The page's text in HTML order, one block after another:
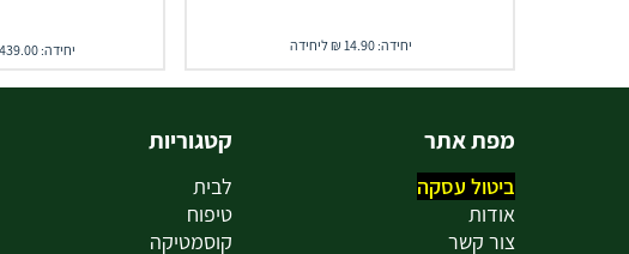
יחידה: 14.90 ₪ ליחידה יחידה: 439.00 ₪ ל-100 מ"ל
מפת אתר
ביטול עסקה
אודות
צור קשר
קטגוריות
לבית
טיפוח
קוסמטיקה